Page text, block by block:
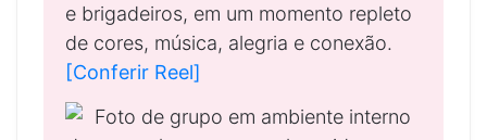
e brigadeiros, em um momento repleto
de cores, música, alegria e conexão.
[Conferir Reel]